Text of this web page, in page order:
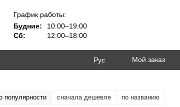
График работы:
Будние:
10:00–19:00
Сб:
12:00–18:00
Рус Мой заказ
популярности сначала дешевле по названию